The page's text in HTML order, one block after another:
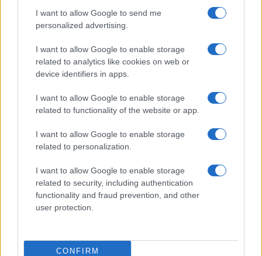
I want to allow Google to send me
personalized advertising.
I want to allow Google to enable storage
related to analytics like cookies on web or
device identifiers in apps.
I want to allow Google to enable storage
related to functionality of the website or app.
I want to allow Google to enable storage
related to personalization.
I want to allow Google to enable storage
related to security, including authentication
functionality and fraud prevention, and other
user protection.
CONFIRM
Σχολεία: Χωρίς Δευτεροβάθμια Δομή
Ειδικής Αγωγής η Αίγινα – Τι απαντά το
Υπουργείο Εσωτερικών
ΑΣΕΠ: Το
πρέπει να προσέξετε πριν δηλώσετε